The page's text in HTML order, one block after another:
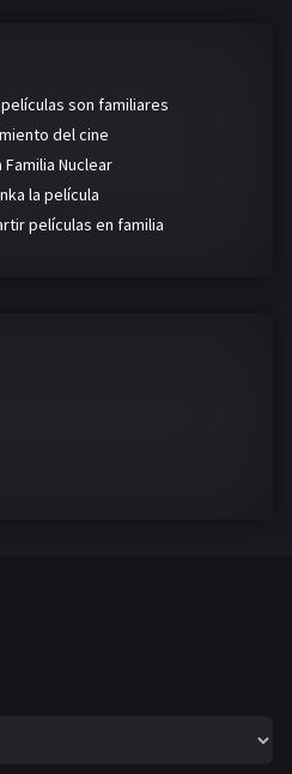
son familiares
del cine
Nuclear
la película
películas en familia